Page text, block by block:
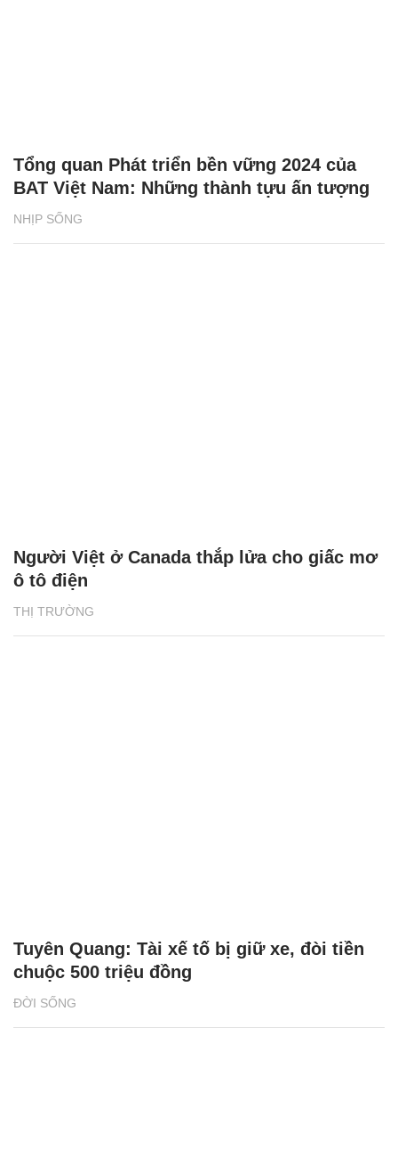
NHỊP SỐNG
Tổng quan Phát triển bền vững 2024 của
BAT Việt Nam: Những thành tựu ấn tượng
THỊ TRƯỜNG
Người Việt ở Canada thắp lửa cho giấc mơ
ô tô điện
ĐỜI SỐNG
Tuyên Quang: Tài xế tố bị giữ xe, đòi tiền
chuộc 500 triệu đồng